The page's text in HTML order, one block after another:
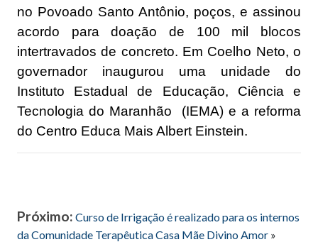
no Povoado Santo Antônio, poços, e assinou
acordo para doação de 100 mil blocos
intertravados de concreto. Em Coelho Neto, o
governador inaugurou uma unidade do
Instituto Estadual de Educação, Ciência e
Tecnologia do Maranhão (IEMA) e a reforma
do Centro Educa Mais Albert Einstein.
Próximo: Curso de Irrigação é realizado para os internos
da Comunidade Terapêutica Casa Mãe Divino Amor »